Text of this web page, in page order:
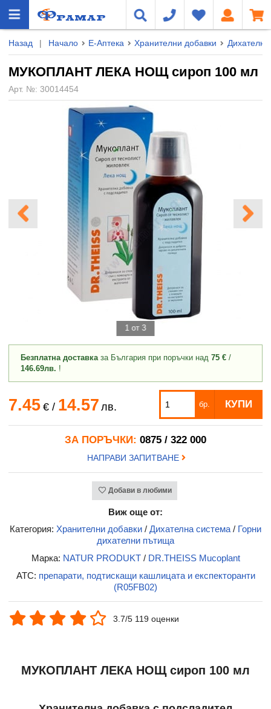
Назад | Начало Е-Аптека Хранителни добавки
МУКОПЛАНТ ЛЕКА НОЩ сироп 100 мл
Арт. №: 30014454
1 от 3
Безплатна доставказа България при поръчки над 75 € /
146.69лв. !
7.45 €/ 14.57 лв. бр. КУПИ
ЗА ПОРЪЧКИ: 0875 / 322 000
НАПРАВИ ЗАПИТВАНЕ
Добави в любими
Виж още от:
Категория: Хранителни добавки / Дихателна система / Горни
дихателни пътища
Марка: NATUR PRODUKT/ DR.THEISS Mucoplant
ATC: препарати, подтискащи кашлицата и експекторанти
(R05FB02)
3.7/5 119 оценки
МУКОПЛАНТ ЛЕКА НОЩ сироп 100 мл